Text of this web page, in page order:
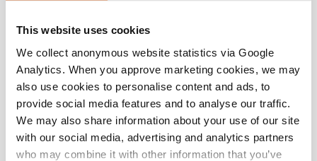
This website uses cookies
We collect anonymous website statistics via Google
Analytics. When you approve marketing cookies, we may
also use cookies to personalise content and ads, to
provide social media features and to analyse our traffic.
We may also share information about your use of our site
with our social media, advertising and analytics partners
who may combine it with other information that you’ve
Télécharger
IPU-M 2035 D, Fiche technique, A4 métrique
PDF234.3 KB